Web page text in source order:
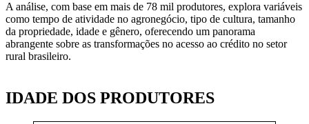
A análise, com base em mais de 78 mil produtores, explora variáveis
como tempo de atividade no agronegócio, tipo de cultura, tamanho
da propriedade, idade e gênero, oferecendo um panorama
abrangente sobre as transformações no acesso ao crédito no setor
rural brasileiro.
IDADE DOS PRODUTORES